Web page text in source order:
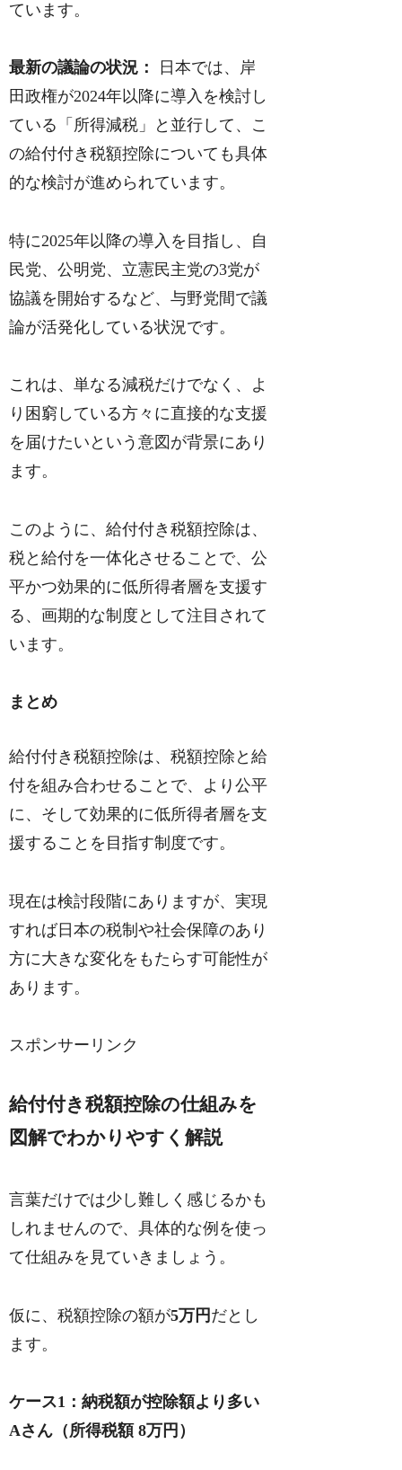
ています。
最新の議論の状況：
日本では、岸
田政権が2024年以降に導入を検討し
ている「所得減税」と並行して、こ
の給付付き税額控除についても具体
的な検討が進められています。
特に2025年以降の導入を目指し、自
民党、公明党、立憲民主党の3党が
協議を開始するなど、与野党間で議
論が活発化している状況です。
これは、単なる減税だけでなく、よ
り困窮している方々に直接的な支援
を届けたいという意図が背景にあり
ます。
このように、給付付き税額控除は、
税と給付を一体化させることで、公
平かつ効果的に低所得者層を支援す
る、画期的な制度として注目されて
います。
まとめ
給付付き税額控除は、税額控除と給
付を組み合わせることで、より公平
に、そして効果的に低所得者層を支
援することを目指す制度です。
現在は検討段階にありますが、実現
すれば日本の税制や社会保障のあり
方に大きな変化をもたらす可能性が
あります。
スポンサーリンク
給付付き税額控除の仕組みを
図解でわかりやすく解説
言葉だけでは少し難しく感じるかも
しれませんので、具体的な例を使っ
て仕組みを見ていきましょう。
仮に、税額控除の額が5万円 だとし
ます。
ケース1：納税額が控除額より多い
Aさん（所得税額 8万円）